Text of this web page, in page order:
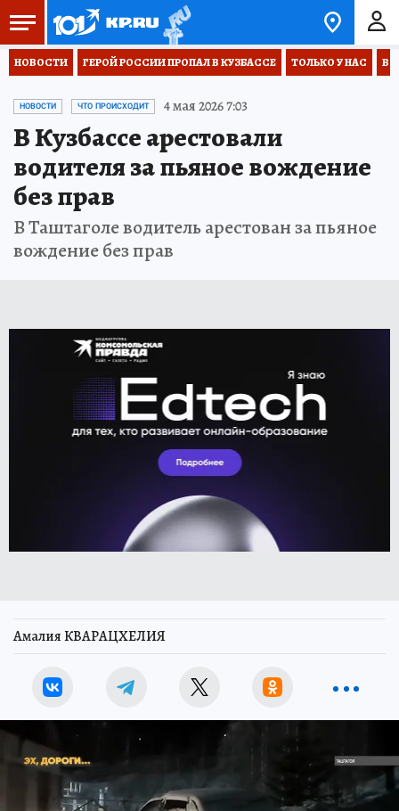
НОВОСТИ ГЕРОЙ РОССИИ ПРОПАЛ В КУЗБАССЕ ТОЛЬКО У НАС
НОВОСТИ ЧТО ПРОИСХОДИТ 4 мая 2026 7:03
В Кузбассе арестовали
водителя за пьяное вождение
без прав
В Таштаголе водитель арестован за пьяное
вождение без прав
Амалия КВАРАЦХЕЛИЯ